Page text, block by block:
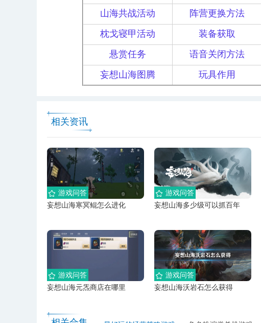
山海共战活动
阵营更换方法
枕戈寝甲活动
装备获取
悬赏任务
语音关闭方法
妄想山海图腾
玩具作用
相关资讯
妄想山海寒冥鲲怎么进化
游戏问答
妄想山海多少级可以抓百年
游戏问答
妄想山海元炁商店在哪里
游戏问答
妄想山海沃岩石怎么获得
游戏问答